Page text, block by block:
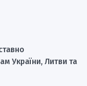
України, Литви та